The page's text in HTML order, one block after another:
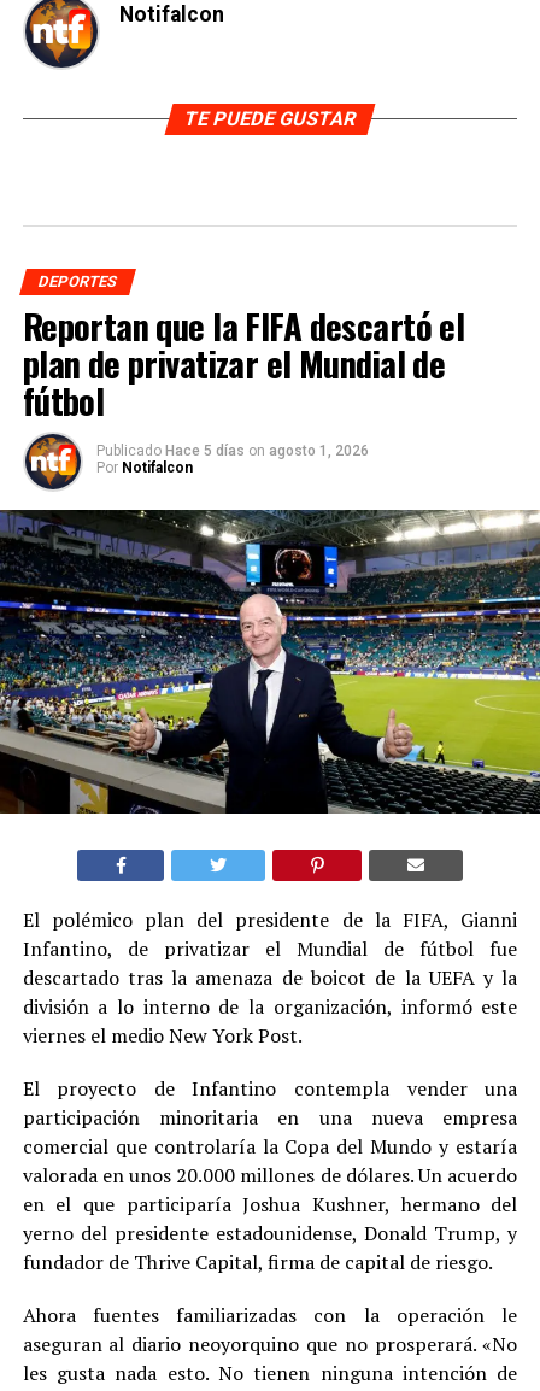
Notifalcon
TE PUEDE GUSTAR
DEPORTES
Reportan que la FIFA descartó el
plan de privatizar el Mundial de
fútbol
Publicado Hace 5 días on agosto 1, 2026
Por Notifalcon
El polémico plan del presidente de la FIFA, Gianni
Infantino, de privatizar el Mundial de fútbol fue
descartado tras la amenaza de boicot de la UEFA y la
división a lo interno de la organización, informó este
viernes el medio New York Post.
El proyecto de Infantino contempla vender una
participación minoritaria en una nueva empresa
comercial que controlaría la Copa del Mundo y estaría
valorada en unos 20.000 millones de dólares. Un acuerdo
en el que participaría Joshua Kushner, hermano del
yerno del presidente estadounidense, Donald Trump, y
fundador de Thrive Capital, firma de capital de riesgo.
Ahora fuentes familiarizadas con la operación le
aseguran al diario neoyorquino que no prosperará. «No
les gusta nada esto. No tienen ninguna intención de